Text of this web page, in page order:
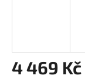
4 469 Kč